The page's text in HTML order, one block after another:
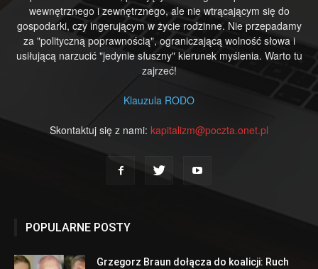
wewnętrznego i zewnętrznego, ale nie wtrącającym się do
gospodarki, czy ingerującym w życie rodzinne. Nie przepadamy
za "polityczną poprawnością", ograniczającą wolność słowa i
usiłującą narzucić "jedynie słuszny" kierunek myślenia. Warto tu
zajrzeć!
Klauzula RODO
Skontaktuj się z nami: kapitalizm@poczta.onet.pl
POPULARNE POSTY
Grzegorz Braun dołącza do koalicji: Ruch